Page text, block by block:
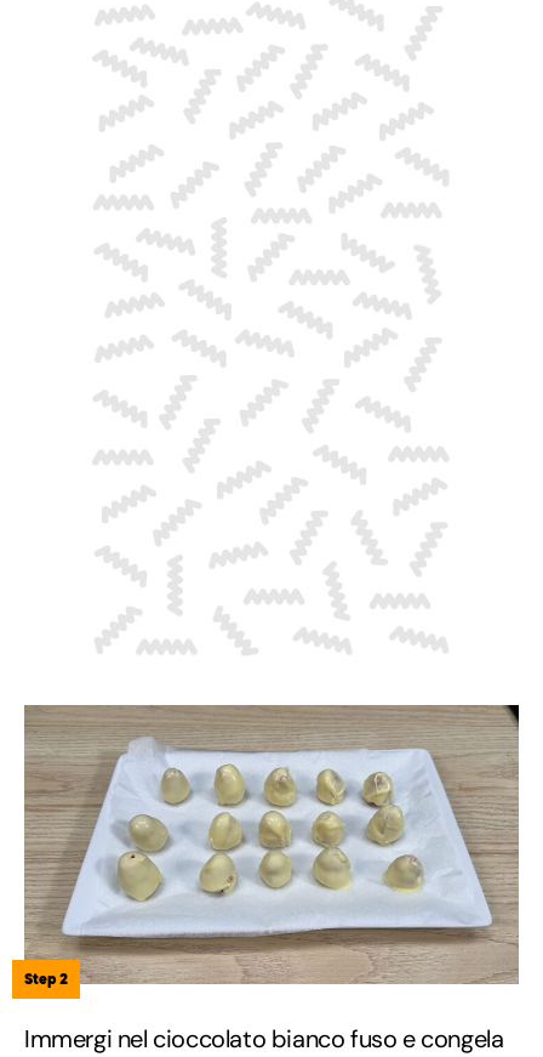
Step 2
Immergi nel cioccolato bianco fuso e congela